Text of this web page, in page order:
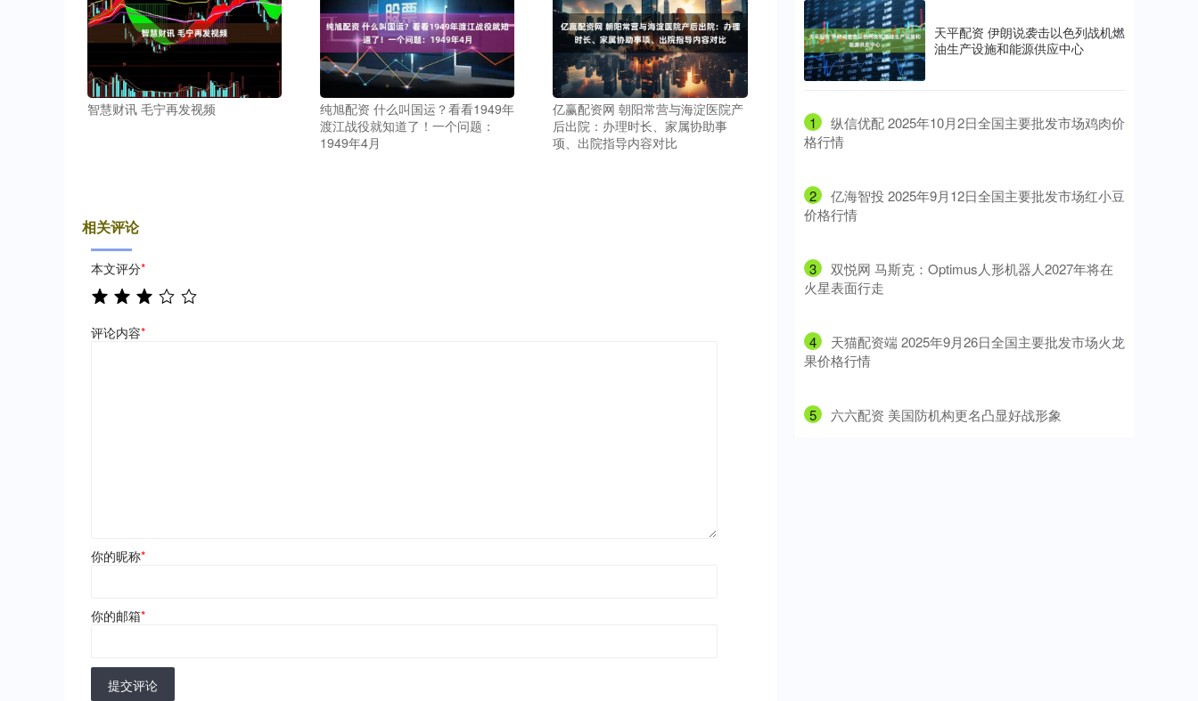
智慧财讯 毛宁再发视频
纯旭配资 什么叫国运？看看1949年
渡江战役就知道了！一个问题：
1949年4月
亿赢配资网 朝阳常营与海淀医院产
后出院：办理时长、家属协助事
项、出院指导内容对比
相关评论
本文评分*
评论内容*
你的昵称*
你的邮箱*
提交评论
天平配资 伊朗说袭击以色列战机燃
油生产设施和能源供应中心
1
​纵信优配 2025年10月2日全国主要批发市场鸡肉价
格行情
2
​亿海智投 2025年9月12日全国主要批发市场红小豆
价格行情
3
​双悦网 马斯克：Optimus人形机器人2027年将在
火星表面行走
4
​天猫配资端 2025年9月26日全国主要批发市场火龙
果价格行情
5 ​六六配资 美国防机构更名凸显好战形象